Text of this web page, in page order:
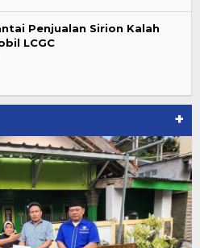
Penjualan Sirion Kalah
LCGC
+